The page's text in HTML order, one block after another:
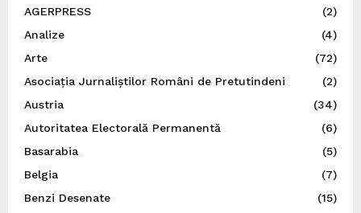
AGERPRESS
(2)
Analize
(4)
Arte
(72)
Asociația Jurnaliștilor Români de Pretutindeni
(2)
Austria
(34)
Autoritatea Electorală Permanentă
(6)
Basarabia
(5)
Belgia
(7)
Benzi Desenate
(15)